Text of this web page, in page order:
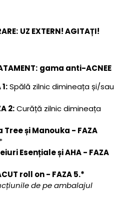
UZ EXTERN! AGITAȚI!
gama anti-ACNEE
Spălă zilnic dimineața și/sau
2:Curăță zilnic dimineața
Tree și Manouka - FAZA
Esențiale și AHA - FAZA
roll on - FAZA 5.*
de pe ambalajul